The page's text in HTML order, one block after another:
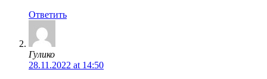
Ответить
Гулико
28.11.2022 at 14:50